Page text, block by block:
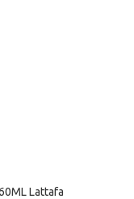
Lattafa